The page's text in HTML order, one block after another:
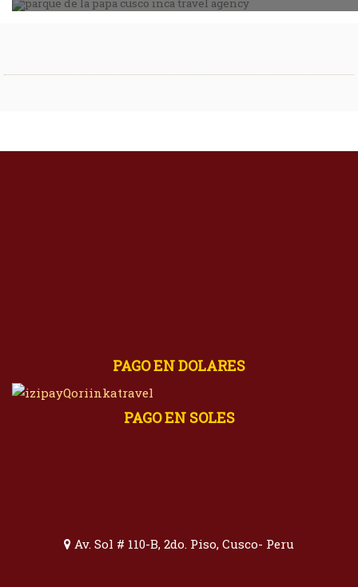
PAGO EN DOLARES
PAGO EN SOLES
Av. Sol # 110-B, 2do. Piso, Cusco- Peru